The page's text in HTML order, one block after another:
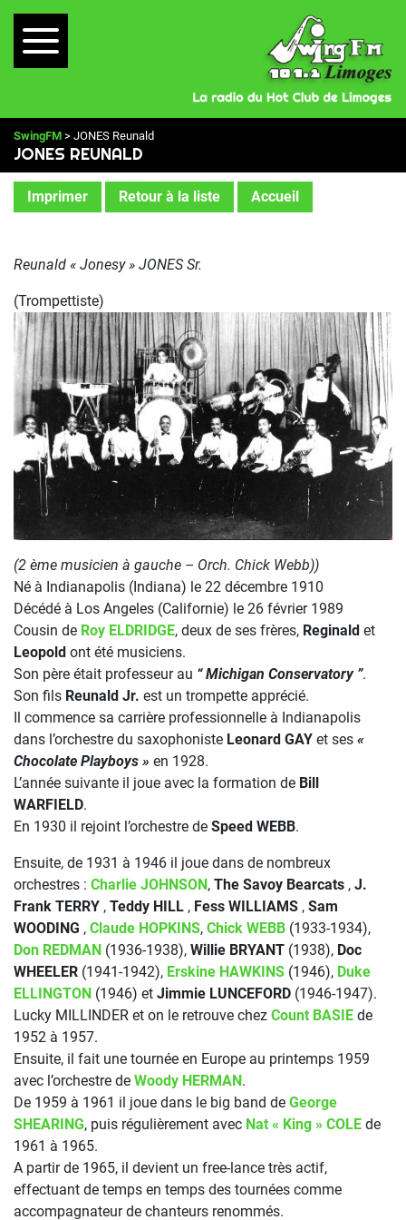
SwingFM > JONES Reunald
JONES REUNALD
Imprimer Retour à la liste Accueil
Reunald « Jonesy » JONES Sr.
(Trompettiste)
(2 ème musicien à gauche – Orch. Chick Webb))
Né à Indianapolis (Indiana) le 22 décembre 1910
Décédé à Los Angeles (Californie) le 26 février 1989
Cousin de Roy ELDRIDGE, deux de ses frères, Reginald et
Leopold ont été musiciens.
Son père était professeur au “ Michigan Conservatory ”.
Son fils Reunald Jr. est un trompette apprécié.
Il commence sa carrière professionnelle à Indianapolis
dans l’orchestre du saxophoniste Leonard GAY et ses «
Chocolate Playboys » en 1928.
L’année suivante il joue avec la formation de Bill
WARFIELD.
En 1930 il rejoint l’orchestre de Speed WEBB.
Ensuite, de 1931 à 1946 il joue dans de nombreux
orchestres : Charlie JOHNSON, The Savoy Bearcats , J.
Frank TERRY , Teddy HILL , Fess WILLIAMS , Sam
WOODING , Claude HOPKINS, Chick WEBB (1933-1934),
Don REDMAN (1936-1938), Willie BRYANT (1938), Doc
WHEELER (1941-1942), Erskine HAWKINS (1946), Duke
ELLINGTON (1946) et Jimmie LUNCEFORD (1946-1947).
Lucky MILLINDER et on le retrouve chez Count BASIE de
1952 à 1957.
Ensuite, il fait une tournée en Europe au printemps 1959
avec l’orchestre de Woody HERMAN.
De 1959 à 1961 il joue dans le big band de George
SHEARING, puis régulièrement avec Nat « King » COLE de
1961 à 1965.
A partir de 1965, il devient un free-lance très actif,
effectuant de temps en temps des tournées comme
accompagnateur de chanteurs renommés.